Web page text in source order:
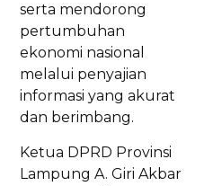
serta mendorong
pertumbuhan
ekonomi nasional
melalui penyajian
informasi yang akurat
dan berimbang.
Ketua DPRD Provinsi
Lampung A. Giri Akbar